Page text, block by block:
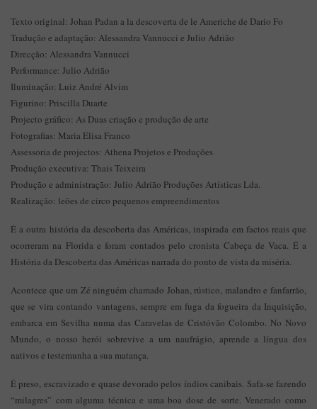
Texto original: Johan Padan a la descoverta de le Americhe de Dario Fo
Tradução e adaptação: Alessandra Vannucci e Julio Adrião
Direcção: Alessandra Vannucci
Performance: Julio Adrião
Iluminação: Luiz André Alvim
Figurino: Priscilla Duarte
Projecto gráfico: As Duas criação e produção de arte
Fotografias: Maria Elisa Franco
Assessoria de projectos: Athena Projetos e Produções
Produção executiva: Thais Teixeira
Produção e administração: Julio Adrião Produções Artísticas Lda.
Realização: leões de circo pequenos empreendimentos
É a outra história da descoberta das Américas, inspirada em factos reais que
ocorreram na Florida e foram contados pelo cronista Cabeça de Vaca. É a
História da Descoberta das Américas narrada do ponto de vista da miséria.
Acontece que um Zé ninguém chamado Johan, rústico, malandro e fanfarrão,
que se vira contando vantagens, sempre em fuga da fogueira da Inquisição,
embarca em Sevilha numa das Caravelas de Cristóvão Colombo. No Novo
Mundo, o nosso herói sobrevive a um naufrágio, aprende a língua dos
nativos e testemunha a sua matança.
É preso, escravizado e quase devorado pelos índios canibais. Safa-se fazendo
“milagres” com alguma técnica e uma boa dose de sorte. Venerado como